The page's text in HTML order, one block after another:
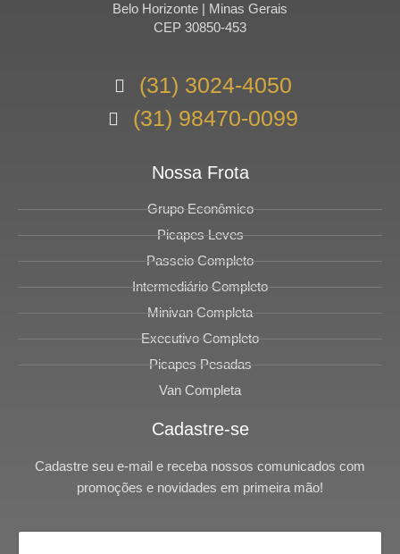
Belo Horizonte | Minas Gerais
CEP 30850-453
(31) 3024-4050
(31) 98470-0099
Nossa Frota
Grupo Econômico
Picapes Leves
Passeio Completo
Intermediário Completo
Minivan Completa
Executivo Completo
Picapes Pesadas
Van Completa
Cadastre-se
Cadastre seu e-mail e receba nossos comunicados com
promoções e novidades em primeira mão!